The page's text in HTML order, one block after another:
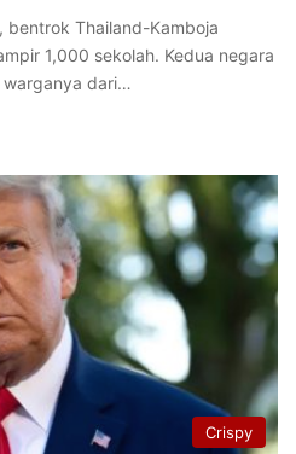
bentrok Thailand-Kamboja
1,000 sekolah. Kedua negara
dari…
Crispy